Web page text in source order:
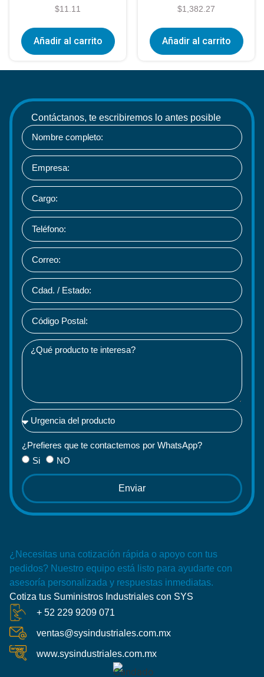
$11.11
Añadir al carrito
$1,382.27
Añadir al carrito
¿Necesitas una cotización rápida o apoyo con tus
pedidos? Nuestro equipo está listo para ayudarte con
asesoría personalizada y respuestas inmediatas.
Cotiza tus Suministros Industriales con SYS
+ 52 229 9209 071
ventas@sysindustriales.com.mx
www.sysindustriales.com.mx
Contáctanos, te escribiremos lo antes posible
¿Prefieres que te contactemos por WhatsApp?
Si
NO
Enviar